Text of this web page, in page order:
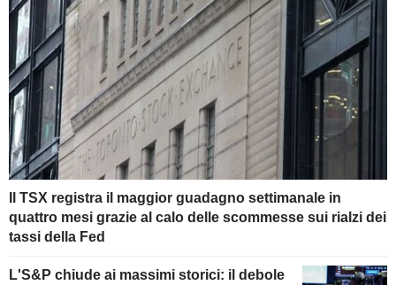
Il TSX registra il maggior guadagno settimanale in
quattro mesi grazie al calo delle scommesse sui rialzi dei
tassi della Fed
L'S&P chiude ai massimi storici: il debole